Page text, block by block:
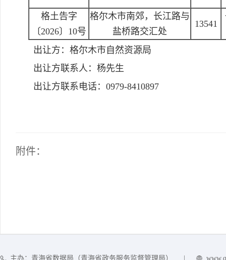
格土告字
〔2026〕10号
格尔木市南郊，长江路与
盐桥路交汇处
13541
出让方： 格尔木市自然资源局
出让方联系人： 杨先生
出让方联系电话： 0979-8410897
附件：
主办：青海省数据局（青海省政务服务监督管理局）